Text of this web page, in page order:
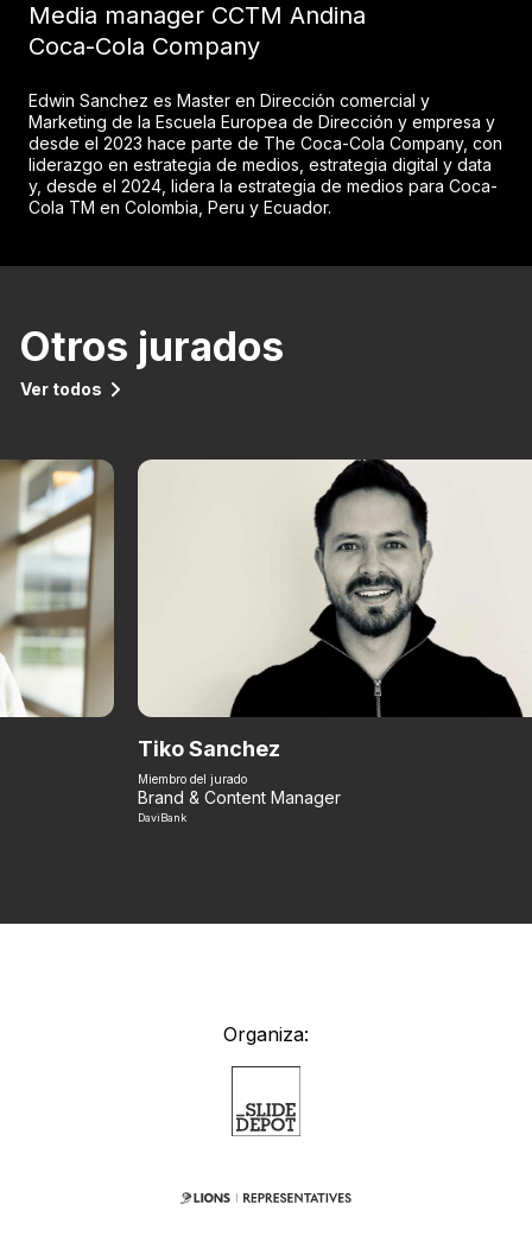
Media manager CCTM Andina
Coca-Cola Company
Edwin Sanchez es Master en Dirección comercial y
Marketing de la Escuela Europea de Dirección y empresa y
desde el 2023 hace parte de The Coca-Cola Company, con
liderazgo en estrategia de medios, estrategia digital y data
y, desde el 2024, lidera la estrategia de medios para Coca-
Cola TM en Colombia, Peru y Ecuador.
Otros jurados
Ver todos
Tiko Sanchez
Miembro del jurado
Brand & Content Manager
DaviBank
Organiza: